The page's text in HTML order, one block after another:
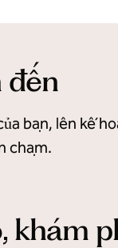
đến
bạn, lên kế
chạm.
khám